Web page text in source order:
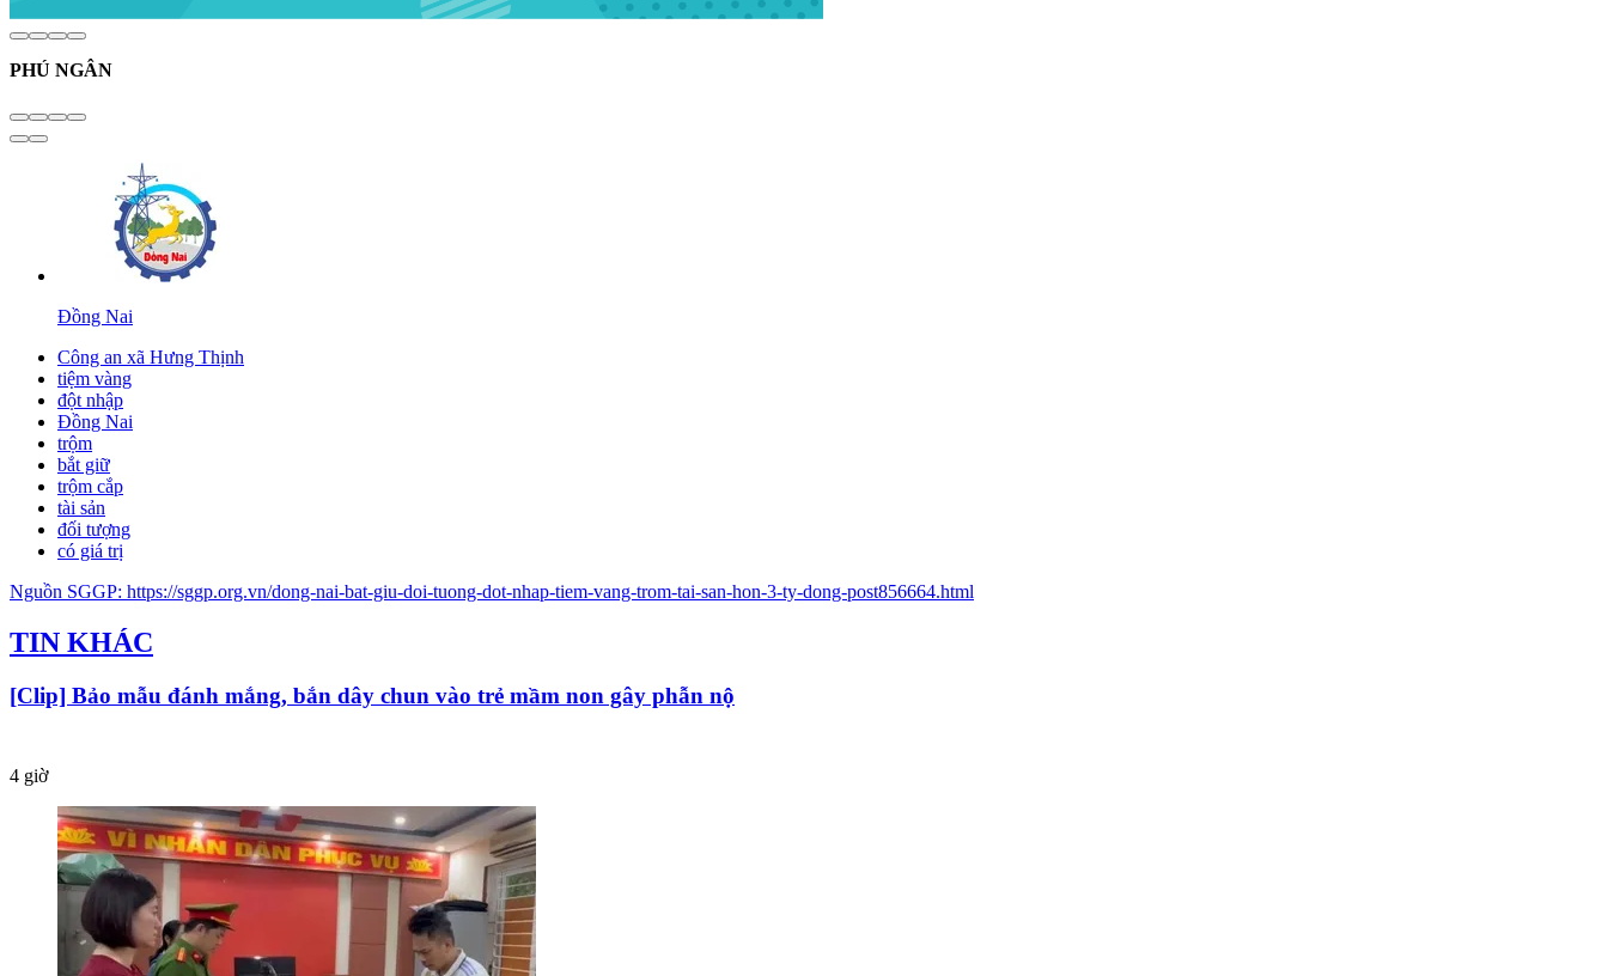
PHÚ NGÂN
Đồng Nai
Công an xã Hưng Thịnh
tiệm vàng
đột nhập
Đồng Nai
trộm
bắt giữ
trộm cắp
tài sản
đối tượng
có giá trị
Nguồn SGGP: https://sggp.org.vn/dong-nai-bat-giu-doi-tuong-dot-nhap-tiem-vang-trom-tai-san-hon-3-ty-dong-post856664.html
TIN KHÁC
[Clip] Bảo mẫu đánh mắng, bắn dây chun vào trẻ mầm non gây phẫn nộ
4 giờ